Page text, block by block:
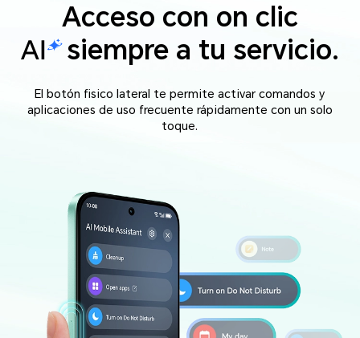
Acceso con on clic
siempre a tu servicio.
El botón fisico lateral te permite activar comandos y
aplicaciones de uso frecuente rápidamente con un solo
toque.